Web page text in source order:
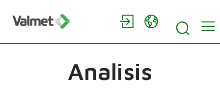
Analisis